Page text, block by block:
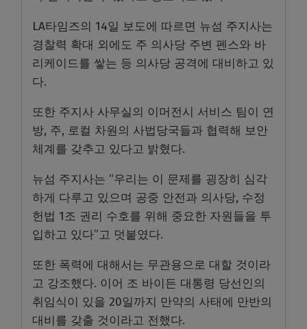
LA타임즈의 14일 보도에 따르면 뉴섬 주지사는
경찰력 확대 외에도 주 의사당 주변 펜스와 바
리케이드를 쌓는 등 의사당 공격에 대비하고 있
다.
또한 주지사 사무실의 이머전시 서비스 팀이 연
방, 주, 로컬 차원의 사법당국들과 협력해 보안
체계를 갖추고 있다고 밝혔다.
뉴섬 주지사는 “우리는 이 문제를 굉장히 심각
하게 다루고 있으며 공중 안전과 의사당, 수정
헌법 1조 권리 수호를 위해 중요한 자원들을 투
입하고 있다”고 덧붙였다.
또한 폭력에 대해서는 무관용으로 대할 것이라
고 강조했다. 이어 조 바이든 대통령 당선인의
취임식이 있을 20일까지 만약의 사태에 만반의
대비를 갖출 것이라고 전했다.